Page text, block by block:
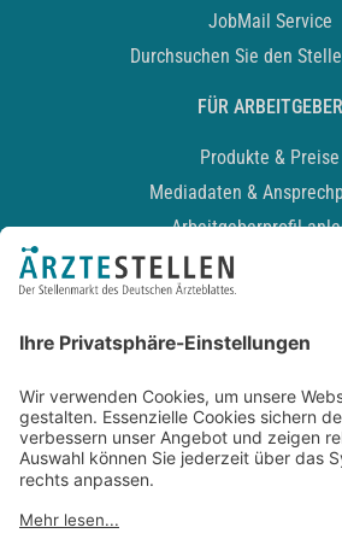
JobMail Service
Durchsuchen Sie den
FÜR ARBEITGEBER
Produkte & Preise
Mediadaten &
Arbeitgeberprofil
Recruiting-Podcast
Kontakt
Datenschutz
Newsletter